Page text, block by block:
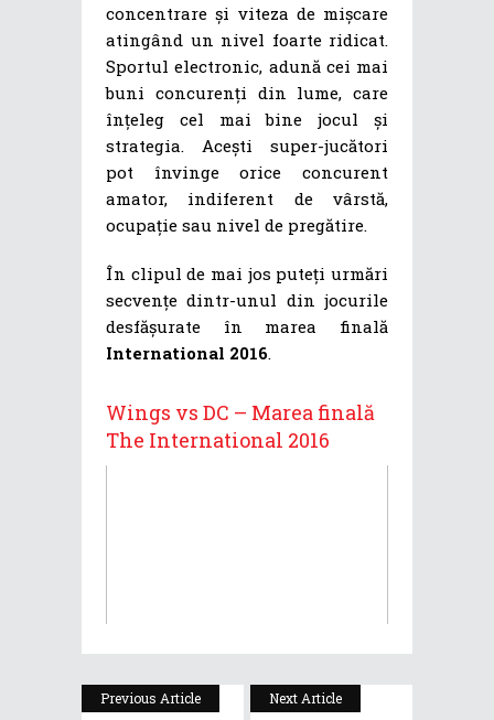
concentrare și viteza de mișcare
atingând un nivel foarte ridicat.
Sportul electronic, adună cei mai
buni concurenți din lume, care
înțeleg cel mai bine jocul și
strategia. Acești super-jucători
pot învinge orice concurent
amator, indiferent de vârstă,
ocupație sau nivel de pregătire.
În clipul de mai jos puteți urmări
secvențe dintr-unul din jocurile
desfășurate în marea finală
International 2016.
Wings vs DC – Marea finală
The International 2016
Previous Article Next Article